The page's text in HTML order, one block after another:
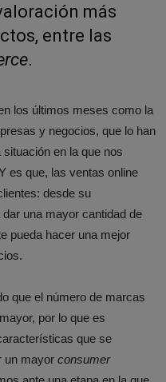
más
entre las
.
los últimos meses como la
y negocios, que lo han
en la que nos
es que, las ventas online
desde su
una mayor cantidad de
pueda hacer una mejor
que el número de marcas
por lo que es
que se
un mayor consumer